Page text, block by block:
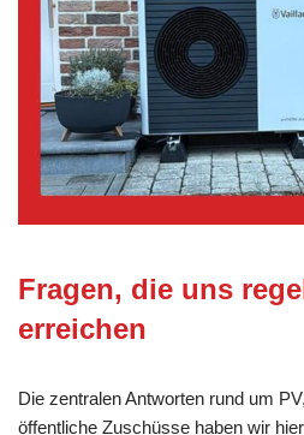
Fragen, die uns
erreichen
Die zentralen Antworten rund um
öffentliche Zuschüsse haben wir